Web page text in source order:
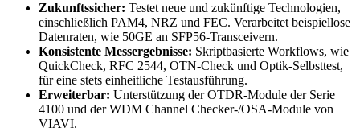
Zukunftssicher: Testet neue und zukünftige Technologien,
einschließlich PAM4, NRZ und FEC. Verarbeitet beispiellose
Datenraten, wie 50GE an SFP56-Transceivern.
Konsistente Messergebnisse: Skriptbasierte Workflows, wie
QuickCheck, RFC 2544, OTN-Check und Optik-Selbsttest,
für eine stets einheitliche Testausführung.
Erweiterbar: Unterstützung der OTDR-Module der Serie
4100 und der WDM Channel Checker-/OSA-Module von
VIAVI.